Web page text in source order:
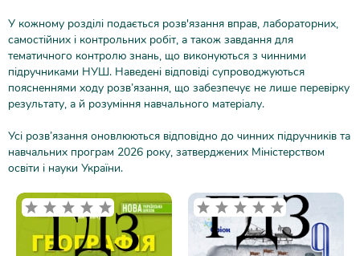
У кожному розділі подається розв'язання вправ, лабораторних,
самостійних і контрольних робіт, а також завдання для
тематичного контролю знань, що виконуються з чинними
підручниками НУШ. Наведені відповіді супроводжуються
поясненнями ходу розв’язання, що забезпечує не лише перевірку
результату, а й розуміння навчального матеріалу.
Усі розв’язання оновлюються відповідно до чинних підручників та
навчальних програм 2026 року, затверджених Міністерством
освіти і науки України.